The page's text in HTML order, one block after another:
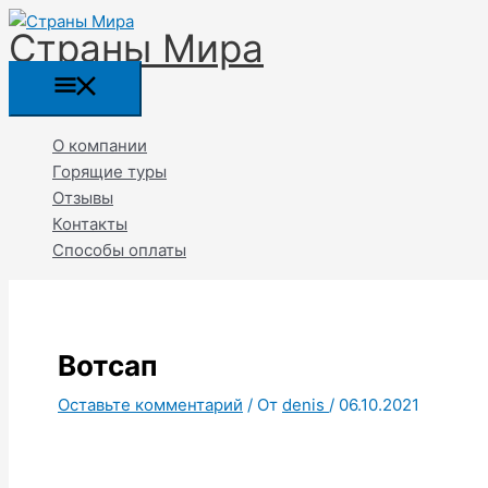
Перейти
к
содержимому
Страны Мира
Главное
меню
О компании
Горящие туры
Отзывы
Контакты
Способы оплаты
Вотсап
Оставьте комментарий / От denis / 06.10.2021
Название*
Прокрутка
вверх